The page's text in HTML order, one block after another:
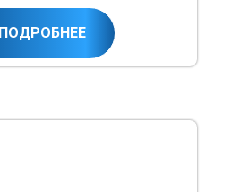
ПОДРОБНЕЕ